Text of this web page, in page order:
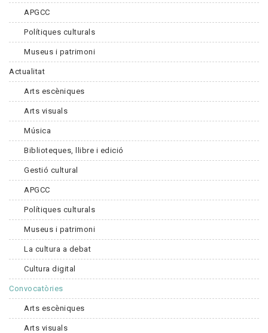
APGCC
Polítiques culturals
Museus i patrimoni
Actualitat
Arts escèniques
Arts visuals
Música
Biblioteques, llibre i edició
Gestió cultural
APGCC
Polítiques culturals
Museus i patrimoni
La cultura a debat
Cultura digital
Convocatòries
Arts escèniques
Arts visuals